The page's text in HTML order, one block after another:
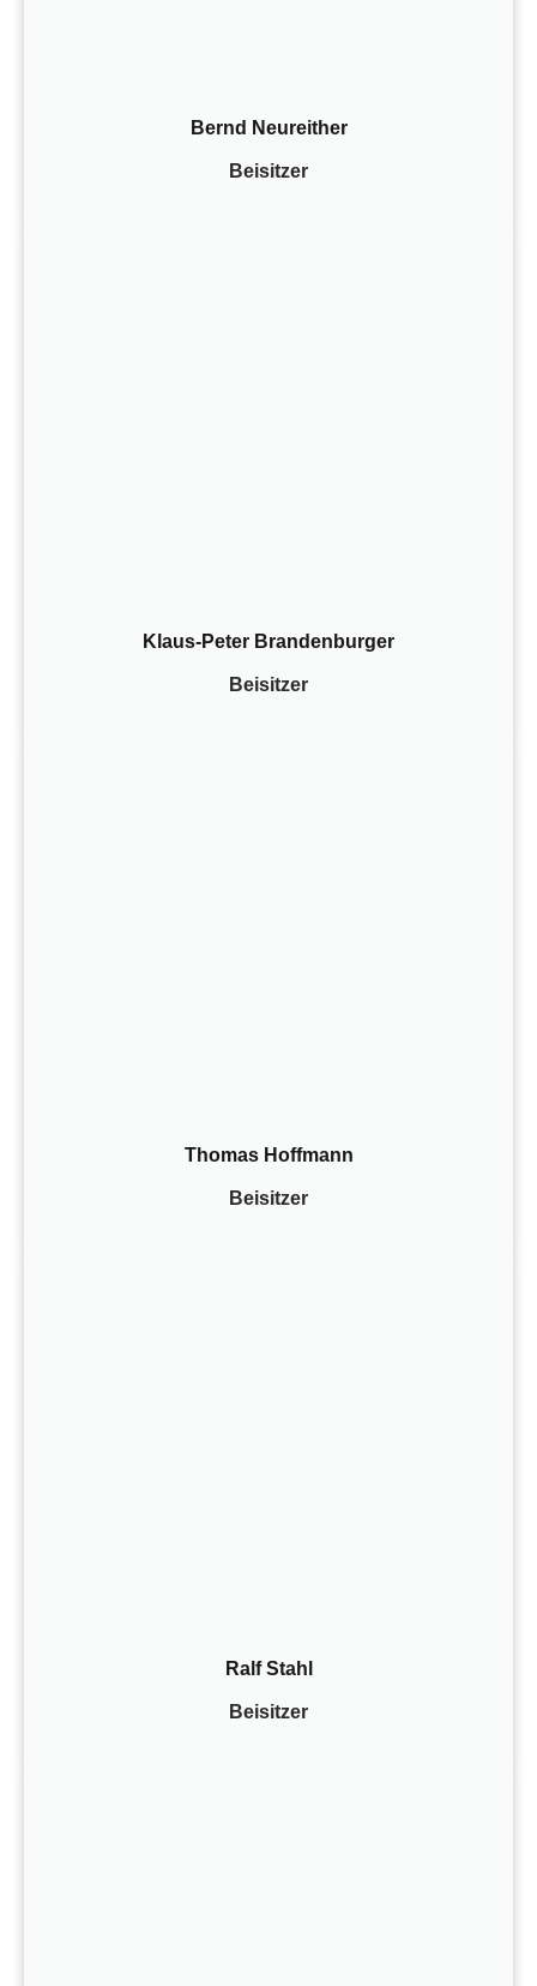
Bernd Neureither
Beisitzer
Klaus-Peter Brandenburger
Beisitzer
Thomas Hoffmann
Beisitzer
Ralf Stahl
Beisitzer